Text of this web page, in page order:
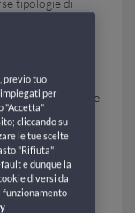
tipologie di
al tipo di
veicolo al
prenotare
che la
Sconti dedicati
cittadini algerini
per
sacro del
previo tuo
per
"Accetta"
cliccando su
le tue scelte
"Rifiuta"
e dunque la
diversi da
funzionamento